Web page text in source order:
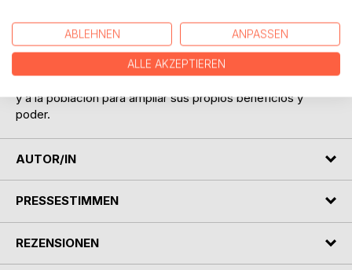
en el próximo año. ¿No había ya suficientes conflictos y
desastres militares? Pero así como ocurre a pequeña
escala, también ocurre a gran escala. Son sólo unas pocas
personas las que presentan sus decisiones a sus votantes
y a la población para ampliar sus propios beneficios y
poder.
AUTOR/IN
PRESSESTIMMEN
REZENSIONEN
ABLEHNEN ANPASSEN
ALLE AKZEPTIEREN